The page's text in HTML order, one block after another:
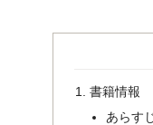
書籍情報
あらす